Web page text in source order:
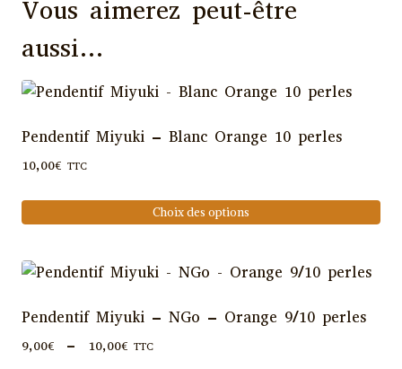
Vous aimerez peut-être
aussi…
Pendentif Miyuki – Blanc Orange 10 perles
10,00€ TTC
Choix des options
produit
plusieurs
Les
Pendentif Miyuki – NGo – Orange 9/10 perles
9,00€ – 10,00€Plage
TTC